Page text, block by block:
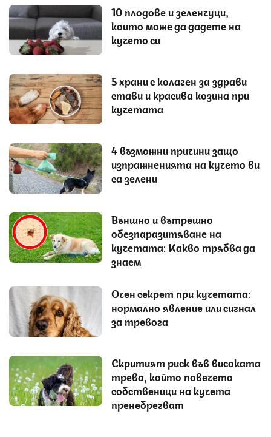
10 плодове и зеленчуци,
които може да дадете на
кучето си
5 храни с колаген за здрави
стави и красива козина при
кучетата
4 възможни причини защо
изпражненията на кучето ви
са зелени
Външно и вътрешно
обезпаразитяване на
кучетата: Какво трябва да
знаем
Очен секрет при кучетата:
нормално явление или сигнал
за тревога
Скритият риск във високата
трева, който повечето
собственици на кучета
пренебрегват